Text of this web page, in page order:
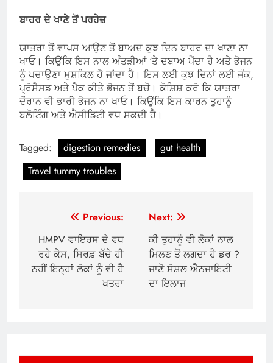
ਬਾਹਰ ਦੇ ਖਾਣੇ ਤੋਂ ਪਰਹੇਜ਼
ਯਾਤਰਾ ਤੋਂ ਵਾਪਸ ਆਉਣ ਤੋਂ ਬਾਅਦ ਕੁਝ ਦਿਨ ਬਾਹਰ ਦਾ ਖਾਣਾ ਨਾ
ਖਾਓ। ਕਿਉਂਕਿ ਇਸ ਨਾਲ ਅੰਤੜੀਆਂ ‘ਤੇ ਦਬਾਅ ਪੈਂਦਾ ਹੈ ਅਤੇ ਭੋਜਨ
ਨੂੰ ਪਚਾਉਣਾ ਮੁਸ਼ਕਿਲ ਹੋ ਜਾਂਦਾ ਹੈ। ਇਸ ਲਈ ਕੁਝ ਦਿਨਾਂ ਲਈ ਜੰਕ,
ਪ੍ਰੋਸੈਸਡ ਅਤੇ ਪੈਕ ਕੀਤੇ ਭੋਜਨ ਤੋਂ ਬਚੋ। ਕੋਸ਼ਿਸ਼ ਕਰੋ ਕਿ ਯਾਤਰਾ
ਦੌਰਾਨ ਵੀ ਭਾਰੀ ਭੋਜਨ ਨਾ ਖਾਓ। ਕਿਉਂਕਿ ਇਸ ਕਾਰਨ ਤੁਹਾਨੂੰ
ਬਲੋਟਿੰਗ ਅਤੇ ਐਸੀਡਿਟੀ ਵਧ ਸਕਦੀ ਹੈ।
Tagged: digestion remedies
gut health
Travel tummy troubles
navigation
Previous:
HMPV ਵਾਇਰਸ ਦੇ ਵਧ
ਰਹੇ ਕੇਸ, ਸਿਰਫ਼ ਬੱਚੇ ਹੀ
ਨਹੀਂ ਇਨ੍ਹਾਂ ਲੋਕਾਂ ਨੂੰ ਵੀ ਹੈ
ਖਤਰਾ
Next:
ਕੀ ਤੁਹਾਨੂੰ ਵੀ ਲੋਕਾਂ ਨਾਲ
ਮਿਲਣ ਤੋਂ ਲਗਦਾ ਹੈ ਡਰ ?
ਜਾਣੋ ਸੋਸ਼ਲ ਐਨਜਾਇਟੀ
ਦਾ ਇਲਾਜ